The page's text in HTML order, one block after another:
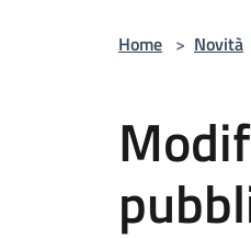
Home > Novità